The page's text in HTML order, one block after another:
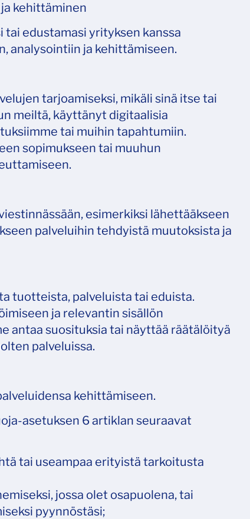
kehittäminen
edustamasi yrityksen kanssa
analysointiin ja kehittämiseen.
tarjoamiseksi, mikäli sinä itse tai
meiltä, käyttänyt digitaalisia
tai muihin tapahtumiin.
sopimukseen tai muuhun
esimerkiksi lähettääkseen
palveluihin tehdyistä muutoksista ja
tuotteista, palveluista tai eduista.
ja relevantin sisällön
antaa suosituksia tai näyttää räätälöityä
palveluissa.
kehittämiseen.
asetuksen 6 artiklan seuraavat
tai useampaa erityistä tarkoitusta
jossa olet osapuolena, tai
pyynnöstäsi;